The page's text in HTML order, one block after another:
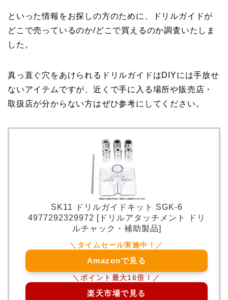
といった情報をお探しの方のために、ドリルガイドが
どこで売っているのか/どこで買えるのか調査いたしま
した。
真っ直ぐ穴をあけられるドリルガイドはDIYには手放せ
ないアイテムですが、近くで手に入る場所や販売店・
取扱店が分からない方はぜひ参考にしてください。
SK11 ドリルガイドキット SGK-6
4977292329972 [ドリルアタッチメント ドリ
ルチャック・補助製品]
Amazonで見る
楽天市場で見る